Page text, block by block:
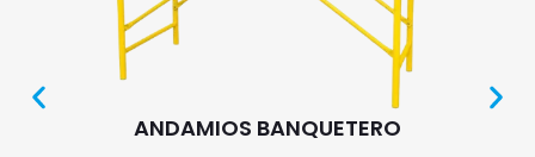
ANDAMIOS BANQUETERO